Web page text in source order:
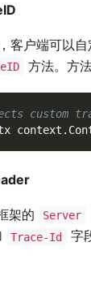
客户端可以自
方法。方
custom
context .
架的 Server
Trace-Id
字